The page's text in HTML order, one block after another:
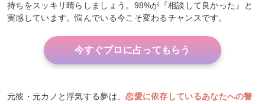
持ちをスッキリ晴らしましょう。98%が『相談して良かった』と
実感しています。悩んでいる今こそ変わるチャンスです。
今すぐプロに占ってもらう
元彼・元カノと浮気する夢は、恋愛に依存しているあなたへの警